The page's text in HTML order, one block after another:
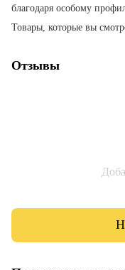
благодаря особому
Товары, которые вы
Отзывы